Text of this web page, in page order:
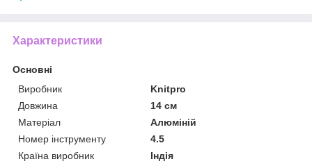
Характеристики
Основні
Виробник
Knitpro
Довжина
14 см
Матеріал
Алюміній
Номер інструменту
4.5
Країна виробник
Індія